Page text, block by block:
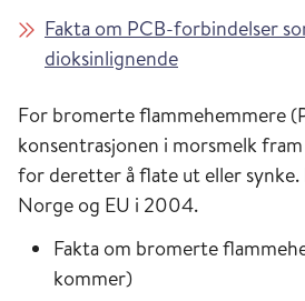
Fakta om PCB-forbindelser
dioksinlignende
For bromerte flammehemmere
konsentrasjonen i morsmelk
for deretter å flate ut eller
Norge og EU i 2004.
Fakta om bromerte
kommer)